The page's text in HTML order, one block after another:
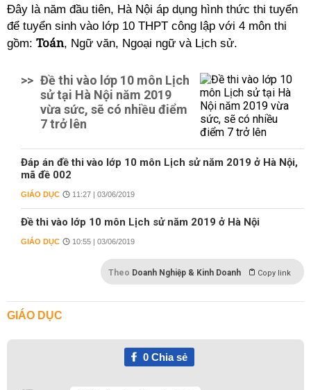
Đây là năm đầu tiên, Hà Nội áp dụng hình thức thi tuyển
để tuyển sinh vào lớp 10 THPT công lập với 4 môn thi
gồm: Toán, Ngữ văn, Ngoại ngữ và Lịch sử.
>> Đề thi vào lớp 10 môn Lịch
sử tại Hà Nội năm 2019
vừa sức, sẽ có nhiều điểm
7 trở lên
Đáp án đề thi vào lớp 10 môn Lịch sử năm 2019 ở Hà Nội,
mã đề 002
GIÁO DỤC 11:27 | 03/06/2019
Đề thi vào lớp 10 môn Lịch sử năm 2019 ở Hà Nội
GIÁO DỤC 10:55 | 03/06/2019
Theo Doanh Nghiệp & Kinh Doanh Copy link
GIÁO DỤC
0Chia sẻ